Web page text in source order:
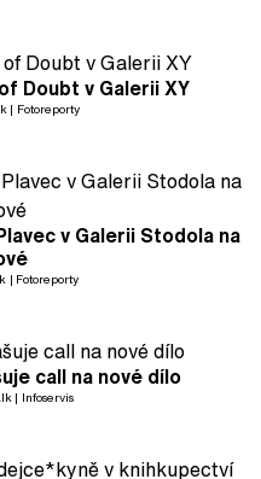
Doubt v Galerii XY
Fotoreporty
v Galerii Stodola na
Fotoreporty
call na nové dílo
Infoservis